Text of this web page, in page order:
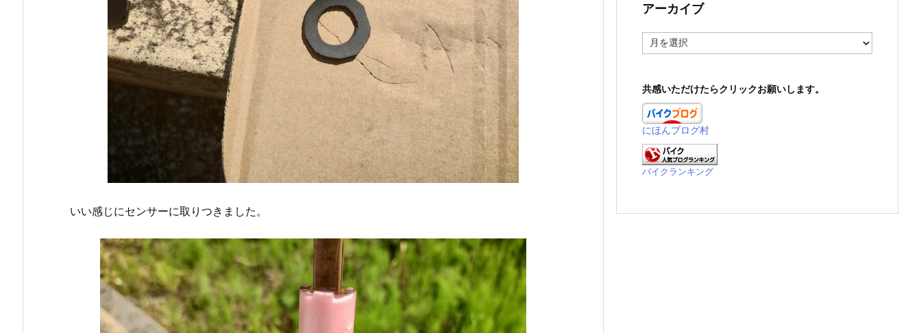
いい感じにセンサーに取りつきました。
アーカイブ
ー
ブ
共感いただけたらクリックお願いします。
にほんブログ村
バイクランキング